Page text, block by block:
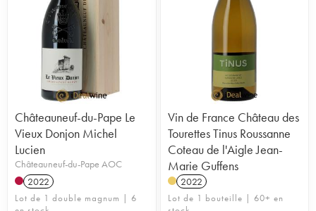
Châteauneuf-du-Pape Le
Vieux Donjon Michel
Lucien
Châteauneuf-du-Pape AOC
2022
Lot de 1 double magnum | 6
Vin de France Château des
Tourettes Tinus Roussanne
Coteau de l'Aigle Jean-
Marie Guffens
2022
Lot de 1 bouteille | 60+ en